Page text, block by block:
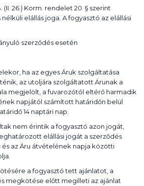
(II. 26.) Korm. rendelet 20. § szerint
elállás joga. A fogyasztó az elállási
szerződés esetén
ha az egyes Áruk szolgáltatása
az utoljára szolgáltatott Árunak a
megjelölt, a fuvarozótól eltérő harmadik
napjától számított határidőn belül
14 naptári nap.
nem érintik a fogyasztó azon jogát,
elállási jogát a szerződés
az Áru átvételének napja közötti
a fogyasztó tett ajánlatot, a
megkötése előtt megilleti az ajánlat